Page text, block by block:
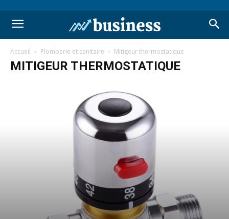
Accueil Plomberie et sanitaire Mitigeur thermostatique
MITIGEUR THERMOSTATIQUE